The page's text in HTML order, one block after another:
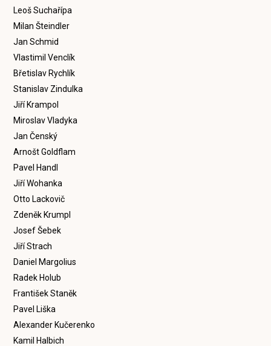
Leoš Suchařípa
Milan Šteindler
Jan Schmid
Vlastimil Venclík
Břetislav Rychlík
Stanislav Zindulka
Jiří Krampol
Miroslav Vladyka
Jan Čenský
Arnošt Goldflam
Pavel Handl
Jiří Wohanka
Otto Lackovič
Zdeněk Krumpl
Josef Šebek
Jiří Strach
Daniel Margolius
Radek Holub
František Staněk
Pavel Liška
Alexander Kučerenko
Kamil Halbich